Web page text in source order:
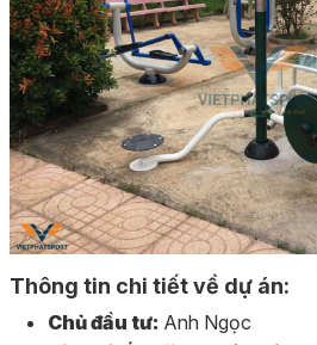
Thông tin chi tiết về dự án:
Chủ đầu tư: Anh Ngọc